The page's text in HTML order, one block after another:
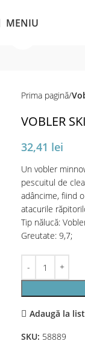
MENIU
Prima pagină
VOBLER
32,41 lei
Un vobler
pescuitul de
adâncime, fiind
atacurile
Tip nălucă:
Greutate: 9,7;
Adaugă la
SKU: 58889